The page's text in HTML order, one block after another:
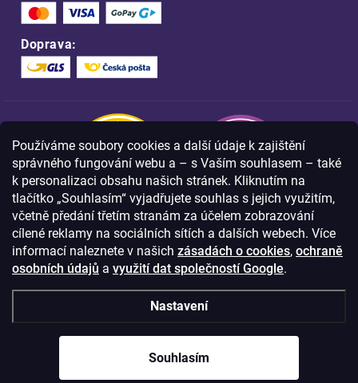
Používáme soubory cookies a další údaje k zajištění
správného fungování webu a – s Vaším souhlasem – také
k personalizaci obsahu našich stránek. Kliknutím na
tlačítko „Souhlasím“ vyjadřujete souhlas s jejich využitím,
včetně předání třetím stranám za účelem zobrazování
cílené reklamy na sociálních sítích a dalších webech. Více
informací naleznete v našich zásadách o cookies, ochraně
osobních údajů a využití dat společností Google.
Nastavení
Souhlasím
Doprava:
Nakupujte na FOA bezpečně a bez obav.
Díky HTTPS protokolu jsou Vaše citlivá
data v naprostém bezpečí.
© Copyright2026Westlogic s.r.o.,
Olomoucká 267/29, Opava, 746 01